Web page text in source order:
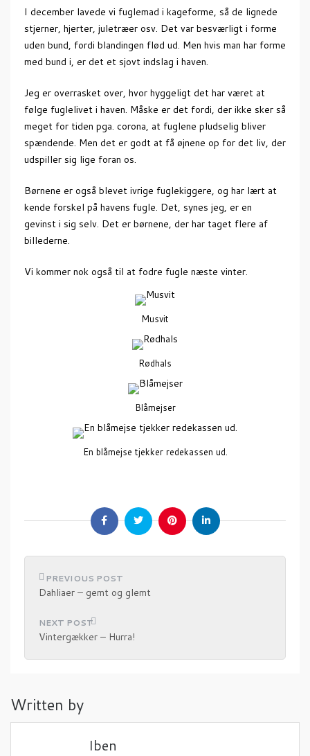
I december lavede vi fuglemad i kageforme, så de lignede
stjerner, hjerter, juletræer osv. Det var besværligt i forme
uden bund, fordi blandingen flød ud. Men hvis man har forme
med bund i, er det et sjovt indslag i haven.
Jeg er overrasket over, hvor hyggeligt det har været at
følge fuglelivet i haven. Måske er det fordi, der ikke sker så
meget for tiden pga. corona, at fuglene pludselig bliver
spændende. Men det er godt at få øjnene op for det liv, der
udspiller sig lige foran os.
Børnene er også blevet ivrige fuglekiggere, og har lært at
kende forskel på havens fugle. Det, synes jeg, er en
gevinst i sig selv. Det er børnene, der har taget flere af
billederne.
Vi kommer nok også til at fodre fugle næste vinter.
Musvit
Rødhals
Blåmejser
En blåmejse tjekker redekassen ud.
I
n
d
l
æ
s
n
Dahliaer – gemt og glemt
Vintergækker – Hurra!
Written by
Iben